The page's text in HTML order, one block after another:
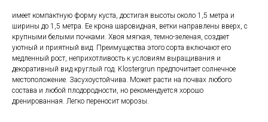
имеет компактную форму куста, достигая высоты около 1,5 метра и
ширины до 1,5 метра. Ее крона шаровидная, ветки направлены вверх, с
крупными белыми почками. Хвоя мягкая, темно-зеленая, создает
уютный и приятный вид. Преимущества этого сорта включают его
медленный рост, неприхотливость к условиям выращивания и
декоративный вид круглый год. Klostergrun предпочитает солнечное
местоположение. Засухоустойчива. Может расти на почвах любого
состава и любой плодородности, но рекомендуется хорошо
дренированная. Легко переносит морозы.